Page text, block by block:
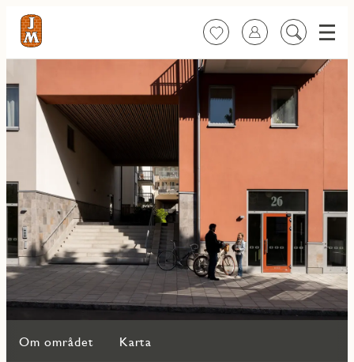
FavoriterLogga in
Sök
innehåll
Meny
Om området Karta